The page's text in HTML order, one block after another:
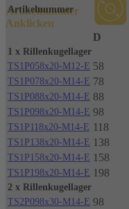
Artikelnummer
Anklicken
Artikelnummer
D
1 x Rillenkugellager
TS1P058x20-M12-E 58
TS1P078x20-M14-E 78
TS1P088x20-M14-E 88
TS1P098x20-M14-E 98
TS1P118x20-M14-E 118
TS1P138x20-M14-E 138
TS1P158x20-M14-E 158
TS1P198x20-M14-E 198
2 x Rillenkugellager
TS2P098x30-M14-E 98